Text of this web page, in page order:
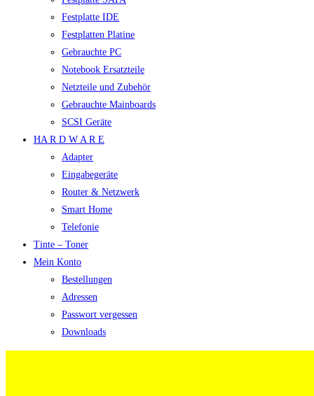
Festplatte IDE
Festplatten Platine
Gebrauchte PC
Notebook Ersatzteile
Netzteile und Zubehör
Gebrauchte Mainboards
SCSI Geräte
HA R D W A R E
Adapter
Eingabegeräte
Router & Netzwerk
Smart Home
Telefonie
Tinte – Toner
Mein Konto
Bestellungen
Adressen
Passwort vergessen
Downloads